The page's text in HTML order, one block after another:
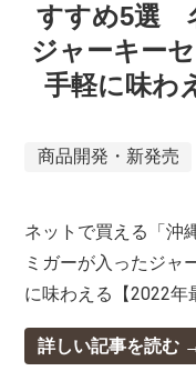
すすめ5選
ジャーキー
手軽に味わ
商品開発・新発売
ネットで買える「沖
ミガーが入ったジ
に味わえる【2022年
詳しい記事を読む